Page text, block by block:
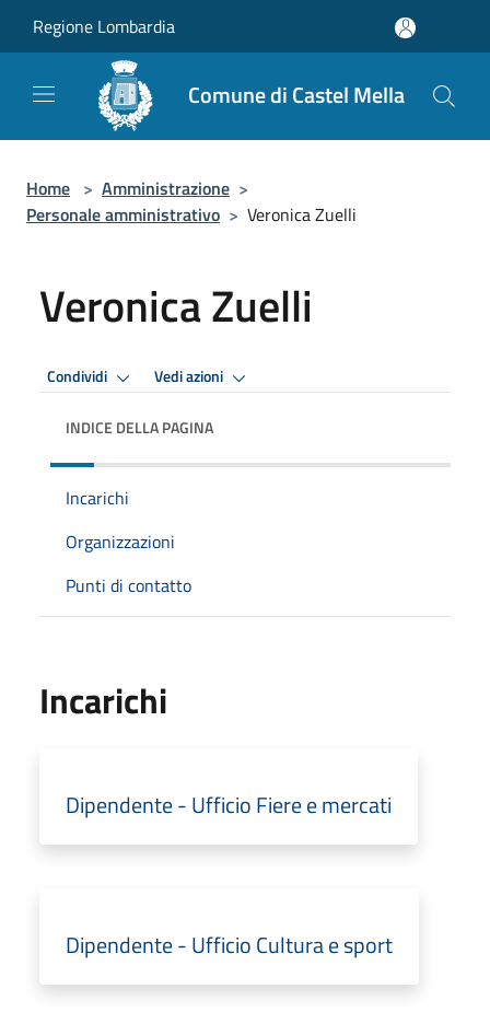
Regione Lombardia
Comune di Castel Mella
Home > Amministrazione >
Personale amministrativo > Veronica Zuelli
Veronica Zuelli
Condividi Vedi azioni
INDICE DELLA PAGINA
Incarichi
Organizzazioni
Punti di contatto
Incarichi
Dipendente - Ufficio Fiere e mercati
Dipendente - Ufficio Cultura e sport